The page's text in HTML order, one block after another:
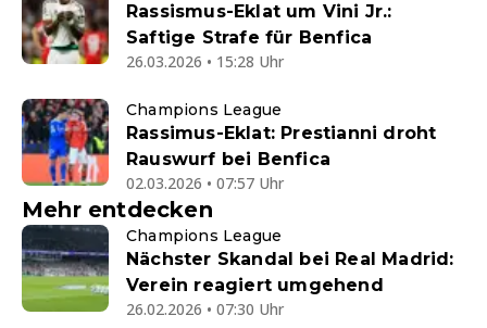
Rassismus-Eklat um Vini Jr.:
Saftige Strafe für Benfica
26.03.2026 • 15:28 Uhr
Champions League
Rassimus-Eklat: Prestianni droht
Rauswurf bei Benfica
02.03.2026 • 07:57 Uhr
Mehr entdecken
Champions League
Nächster Skandal bei Real Madrid:
Verein reagiert umgehend
26.02.2026 • 07:30 Uhr